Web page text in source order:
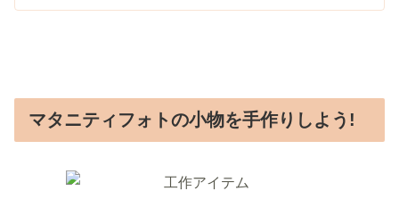
マタニティフォトの小物を手作りしよう!